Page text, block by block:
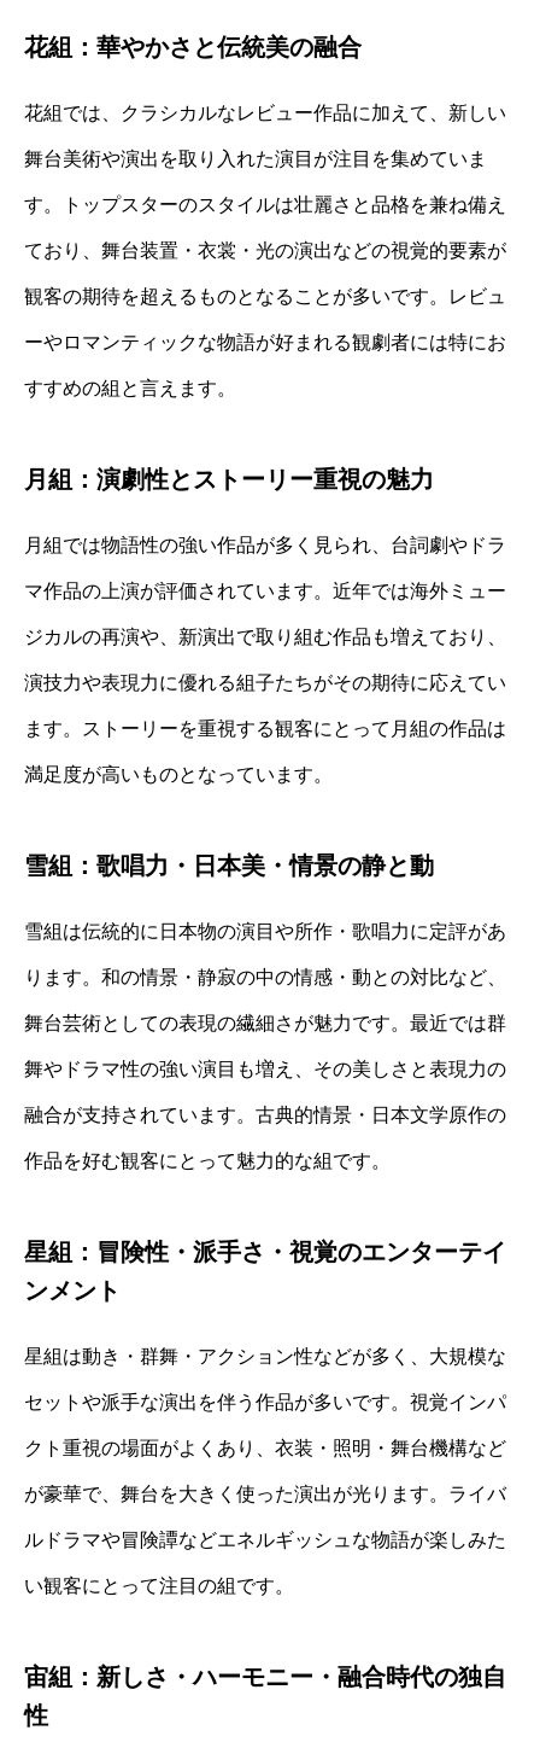
花組：華やかさと伝統美の融合
花組では、クラシカルなレビュー作品に加えて、新しい
舞台美術や演出を取り入れた演目が注目を集めていま
す。トップスターのスタイルは壮麗さと品格を兼ね備え
ており、舞台装置・衣裳・光の演出などの視覚的要素が
観客の期待を超えるものとなることが多いです。レビュ
ーやロマンティックな物語が好まれる観劇者には特にお
すすめの組と言えます。
月組：演劇性とストーリー重視の魅力
月組では物語性の強い作品が多く見られ、台詞劇やドラ
マ作品の上演が評価されています。近年では海外ミュー
ジカルの再演や、新演出で取り組む作品も増えており、
演技力や表現力に優れる組子たちがその期待に応えてい
ます。ストーリーを重視する観客にとって月組の作品は
満足度が高いものとなっています。
雪組：歌唱力・日本美・情景の静と動
雪組は伝統的に日本物の演目や所作・歌唱力に定評があ
ります。和の情景・静寂の中の情感・動との対比など、
舞台芸術としての表現の繊細さが魅力です。最近では群
舞やドラマ性の強い演目も増え、その美しさと表現力の
融合が支持されています。古典的情景・日本文学原作の
作品を好む観客にとって魅力的な組です。
星組：冒険性・派手さ・視覚のエンターテイ
ンメント
星組は動き・群舞・アクション性などが多く、大規模な
セットや派手な演出を伴う作品が多いです。視覚インパ
クト重視の場面がよくあり、衣装・照明・舞台機構など
が豪華で、舞台を大きく使った演出が光ります。ライバ
ルドラマや冒険譚などエネルギッシュな物語が楽しみた
い観客にとって注目の組です。
宙組：新しさ・ハーモニー・融合時代の独自
性